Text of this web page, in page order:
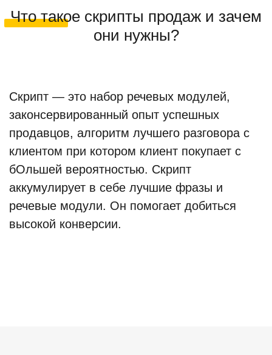
Что такое скрипты продаж и зачем
они нужны?
Скрипт — это набор речевых модулей,
законсервированный опыт успешных
продавцов, алгоритм лучшего разговора с
клиентом при котором клиент покупает с
бОльшей вероятностью. Скрипт
аккумулирует в себе лучшие фразы и
речевые модули. Он помогает добиться
высокой конверсии.